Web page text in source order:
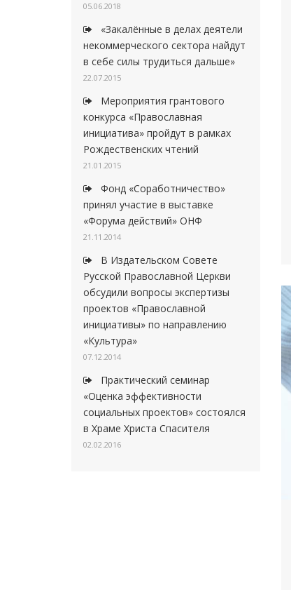
05.06.2018
«Закалённые в делах деятели
некоммерческого сектора найдут
в себе силы трудиться дальше»
22.07.2015
Мероприятия грантового
конкурса «Православная
инициатива» пройдут в рамках
Рождественских чтений
21.01.2015
Фонд «Соработничество»
принял участие в выставке
«Форума действий» ОНФ
21.11.2014
В Издательском Совете
Русской Православной Церкви
обсудили вопросы экспертизы
проектов «Православной
инициативы» по направлению
«Культура»
07.12.2014
Практический семинар
«Оценка эффективности
социальных проектов» состоялся
в Храме Христа Спасителя
02.02.2016